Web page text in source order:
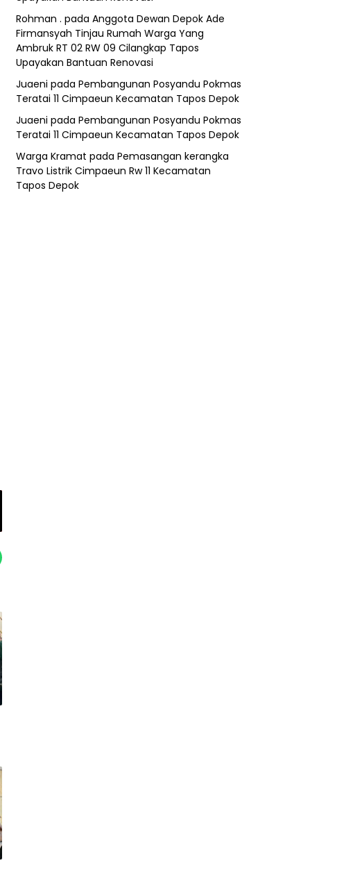
Rohman . pada Anggota Dewan Depok Ade
Firmansyah Tinjau Rumah Warga Yang
Ambruk RT 02 RW 09 Cilangkap Tapos
Upayakan Bantuan Renovasi
Juaeni pada Pembangunan Posyandu Pokmas
Teratai 11 Cimpaeun Kecamatan Tapos Depok
Juaeni pada Pembangunan Posyandu Pokmas
Teratai 11 Cimpaeun Kecamatan Tapos Depok
Warga Kramat pada Pemasangan kerangka
Travo Listrik Cimpaeun Rw 11 Kecamatan
Tapos Depok